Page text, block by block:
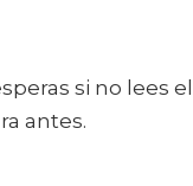
si no lees
antes.